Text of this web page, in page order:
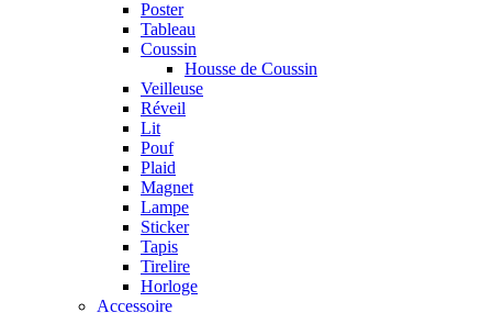
Poster
Tableau
Coussin
Housse de Coussin
Veilleuse
Réveil
Lit
Pouf
Plaid
Magnet
Lampe
Sticker
Tapis
Tirelire
Horloge
Accessoire